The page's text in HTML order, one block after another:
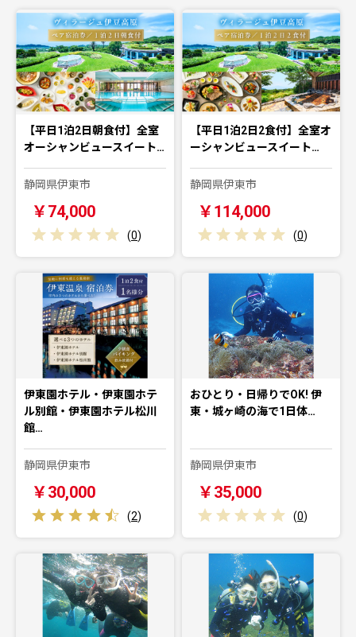
【平日1泊2日朝食付】全室
オーシャンビュースイート…
静岡県伊東市
￥74,000
(0)
【平日1泊2日2食付】全室オ
ーシャンビュースイート…
静岡県伊東市
￥114,000
(0)
伊東園ホテル・伊東園ホテ
ル別館・伊東園ホテル松川
館…
静岡県伊東市
￥30,000
(2)
おひとり・日帰りでOK! 伊
東・城ヶ崎の海で1日体…
静岡県伊東市
￥35,000
(0)